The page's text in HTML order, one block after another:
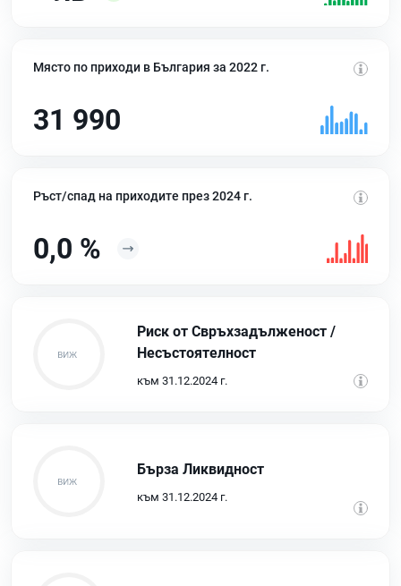
Място по приходи в България за 2022 г.
31 990
Ръст/спад на приходите през 2024 г.
0,0 %
Риск от Свръхзадълженост /
Несъстоятелност
към 31.12.2024 г.
Бърза Ликвидност
към 31.12.2024 г.